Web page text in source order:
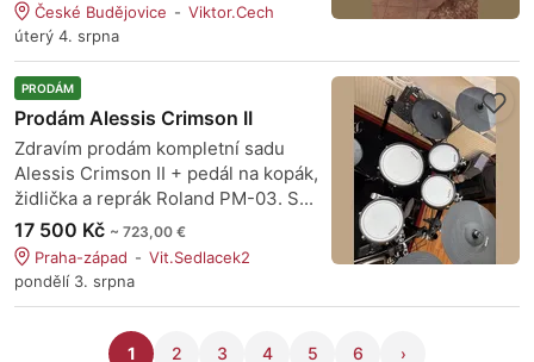
České Budějovice
Viktor.Cech
úterý 4. srpna
PRODÁM
Prodám Alessis Crimson II
Zdravím prodám kompletní sadu
Alessis Crimson II + pedál na kopák,
židlička a reprák Roland PM-03. S...
17 500 Kč ~ 723,00 €
Praha-západ
Vit.Sedlacek2
pondělí 3. srpna
1 2 3 4 5 6 ›